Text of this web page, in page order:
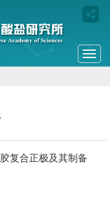
复合正极及其制备